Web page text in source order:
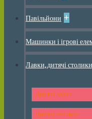
Павільйони +
Машинки і ігрові
Лавки, дитячі
Дитячі лавки
Дитячі столики